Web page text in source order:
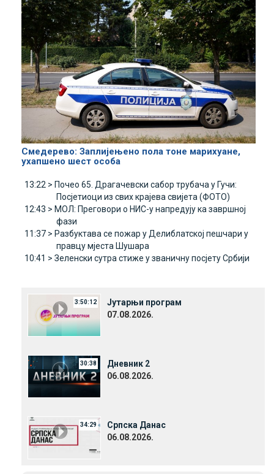
Смедерево: Заплијењено пола тоне марихуане,
ухапшено шест особа
13:22 > Почео 65. Драгачевски сабор трубача у Гучи:
Посјетиоци из свих крајева свијета (ФОТО)
12:43 > МОЛ: Преговори о НИС-у напредују ка завршној
фази
11:37 > Разбуктава се пожар у Делиблатској пешчари у
правцу мјеста Шушара
10:41 > Зеленски сутра стиже у званичну посјету Србији
3:50:12
Јутарњи програм
07.08.2026.
30:38
Дневник 2
06.08.2026.
34:29
Српска Данас
06.08.2026.